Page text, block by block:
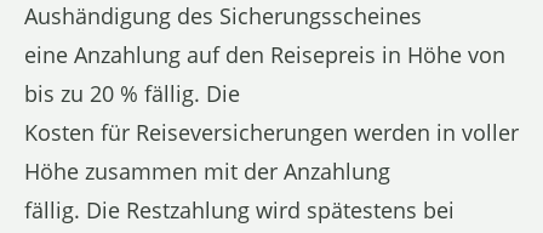
Aushändigung des Sicherungsscheines
eine Anzahlung auf den Reisepreis in Höhe von
bis zu 20 % fällig. Die
Kosten für Reiseversicherungen werden in voller
Höhe zusammen mit der Anzahlung
fällig. Die Restzahlung wird spätestens bei